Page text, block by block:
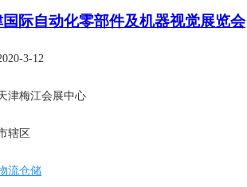
国际自动化零部件及机器视觉展览会
3-12
津梅江会展中心
辖区
流仓储